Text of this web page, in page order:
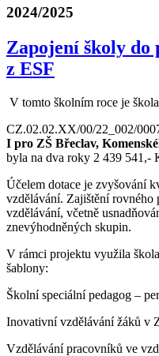
2024/2025
Zapojení školy do
z ESF
V tomto školním roce je
CZ.02.02.XX/00/22­_002/
I pro ZŠ Břeclav,
byla na dva roky 2 439 541,-
Účelem dotace je zvyšování
vzdělávání. Zajištění
vzdělávání, včetně
znevýhodněných skupin.
V rámci projektu využila
šablony:
Školní speciální pedagog –
Inovativní vzdělávání žáků v
Vzdělávání pracovníků ve